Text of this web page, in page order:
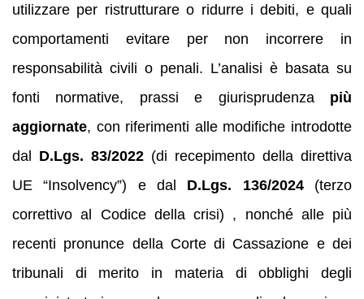
utilizzare per ristrutturare o ridurre i debiti, e quali
comportamenti evitare per non incorrere in
responsabilità civili o penali. L’analisi è basata su
fonti normative, prassi e giurisprudenza più
aggiornate, con riferimenti alle modifiche introdotte
dal D.Lgs. 83/2022 (di recepimento della direttiva
UE “Insolvency”) e dal D.Lgs. 136/2024(terzo
correttivo al Codice della crisi) , nonché alle più
recenti pronunce della Corte di Cassazione e dei
tribunali di merito in materia di obblighi degli